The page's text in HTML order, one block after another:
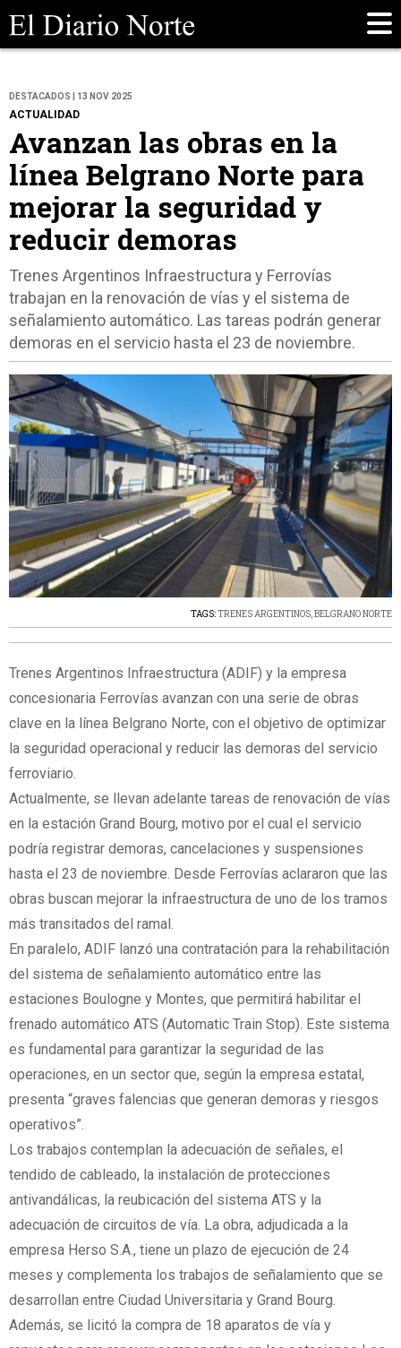
DESTACADOS | 13 NOV 2025
ACTUALIDAD
Avanzan las obras en la
línea Belgrano Norte para
mejorar la seguridad y
reducir demoras
Trenes Argentinos Infraestructura y Ferrovías
trabajan en la renovación de vías y el sistema de
señalamiento automático. Las tareas podrán generar
demoras en el servicio hasta el 23 de noviembre.
TAGS:TRENES ARGENTINOS BELGRANO NORTE
Trenes Argentinos Infraestructura (ADIF) y la empresa
concesionaria Ferrovías avanzan con una serie de obras
clave en la línea Belgrano Norte, con el objetivo de optimizar
la seguridad operacional y reducir las demoras del servicio
ferroviario.
Actualmente, se llevan adelante tareas de renovación de vías
en la estación Grand Bourg, motivo por el cual el servicio
podría registrar demoras, cancelaciones y suspensiones
hasta el 23 de noviembre. Desde Ferrovías aclararon que las
obras buscan mejorar la infraestructura de uno de los tramos
más transitados del ramal.
En paralelo, ADIF lanzó una contratación para la rehabilitación
del sistema de señalamiento automático entre las
estaciones Boulogne y Montes, que permitirá habilitar el
frenado automático ATS (Automatic Train Stop). Este sistema
es fundamental para garantizar la seguridad de las
operaciones, en un sector que, según la empresa estatal,
presenta “graves falencias que generan demoras y riesgos
operativos”.
Los trabajos contemplan la adecuación de señales, el
tendido de cableado, la instalación de protecciones
antivandálicas, la reubicación del sistema ATS y la
adecuación de circuitos de vía. La obra, adjudicada a la
empresa Herso S.A., tiene un plazo de ejecución de 24
meses y complementa los trabajos de señalamiento que se
desarrollan entre Ciudad Universitaria y Grand Bourg.
Además, se licitó la compra de 18 aparatos de vía y